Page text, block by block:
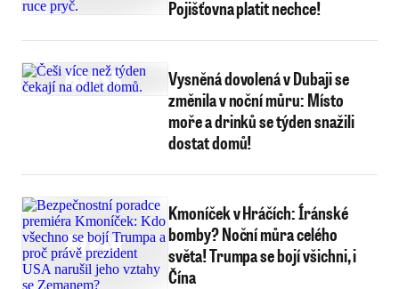
Pojišťovna platit nechce!
Vysněná dovolená v Dubaji se
změnila v noční můru: Místo
moře a drinků se týden snažili
dostat domů!
Kmoníček v Hráčích: Íránské
bomby? Noční můra celého
světa! Trumpa se bojí všichni, i
Čína